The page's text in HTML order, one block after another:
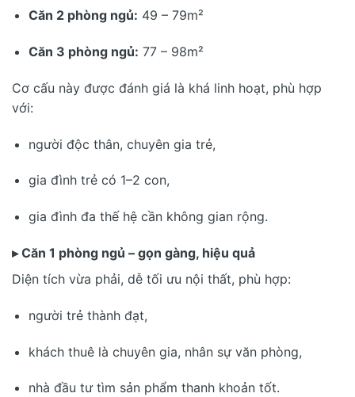
Căn 2 phòng ngủ: 49 – 79m²
Căn 3 phòng ngủ: 77 – 98m²
Cơ cấu này được đánh giá là khá linh hoạt, phù hợp
với:
người độc thân, chuyên gia trẻ,
gia đình trẻ có 1–2 con,
gia đình đa thế hệ cần không gian rộng.
▸ Căn 1 phòng ngủ – gọn gàng, hiệu quả
Diện tích vừa phải, dễ tối ưu nội thất, phù hợp:
người trẻ thành đạt,
khách thuê là chuyên gia, nhân sự văn phòng,
nhà đầu tư tìm sản phẩm thanh khoản tốt.